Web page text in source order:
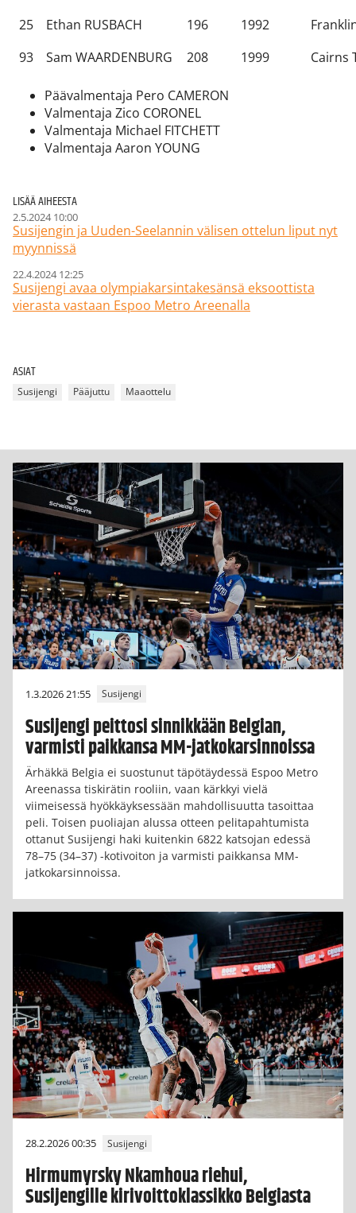
25
Ethan RUSBACH 196 1992
93
Sam WAARDENBURG 208 1999 Cairns
Päävalmentaja Pero CAMERON
Valmentaja Zico CORONEL
Valmentaja Michael FITCHETT
Valmentaja Aaron YOUNG
LISÄÄ AIHEESTA
2.5.2024 10:00
Susijengin ja Uuden-Seelannin välisen ottelun liput nyt
myynnissä
22.4.2024 12:25
Susijengi avaa olympiakarsintakesänsä eksoottista
vierasta vastaan Espoo Metro Areenalla
ASIAT
Susijengi Pääjuttu Maaottelu
1.3.2026 21:55 Susijengi
Susijengi peittosi sinnikkään Belgian,
varmisti paikkansa MM-jatkokarsinnoissa
Ärhäkkä Belgia ei suostunut täpötäydessä Espoo Metro
Areenassa tiskirätin rooliin, vaan kärkkyi vielä
viimeisessä hyökkäyksessään mahdollisuutta tasoittaa
peli. Toisen puoliajan alussa otteen pelitapahtumista
ottanut Susijengi haki kuitenkin 6822 katsojan edessä
78–75 (34–37) -kotivoiton ja varmisti paikkansa MM-
jatkokarsinnoissa.
28.2.2026 00:35 Susijengi
Hirmumyrsky Nkamhoua riehui,
Susijengille kirivoittoklassikko Belgiasta